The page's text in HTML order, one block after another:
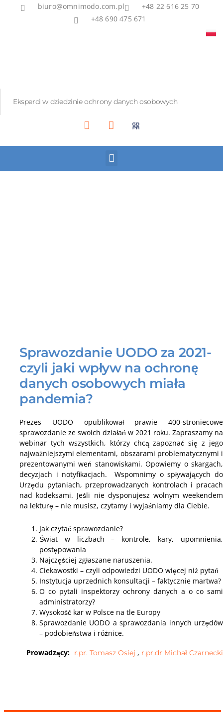
biuro@omnimodo.com.pl
+48 22 616 25 70
+48 690 475 671
Eksperci w dziedzinie ochrony danych osobowych
Sprawozdanie UODO za 2021-
czyli jaki wpływ na ochronę
danych osobowych miała
pandemia?
Prezes UODO opublikował prawie 400-stroniecowe
sprawozdanie ze swoich działań w 2021 roku. Zapraszamy na
webinar tych wszystkich, którzy chcą zapoznać się z jego
najważniejszymi elementami, obszarami problematycznymi i
prezentowanymi weń stanowiskami. Opowiemy o skargach,
decyzjach i notyfikacjach. Wspomnimy o spływających do
Urzędu pytaniach, przeprowadzanych kontrolach i pracach
nad kodeksami. Jeśli nie dysponujesz wolnym weekendem
na lekturę – nie musisz, czytamy i wyjaśniamy dla Ciebie.
Jak czytać sprawozdanie?
Świat w liczbach – kontrole, kary, upomnienia,
postępowania
Najczęściej zgłaszane naruszenia.
Ciekawostki – czyli odpowiedzi UODO więcej niż pytań
Instytucja uprzednich konsultacji – faktycznie martwa?
O co pytali inspektorzy ochrony danych a o co sami
administratorzy?
Wysokość kar w Polsce na tle Europy
Sprawozdanie UODO a sprawozdania innych urzędów
– podobieństwa i różnice.
Prowadzący: r.pr. Tomasz Osiej , r.pr.dr Michał Czarnecki